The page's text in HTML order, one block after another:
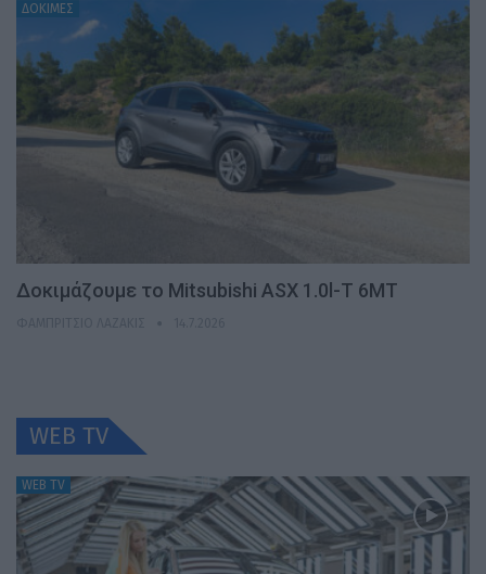
ΔΟΚΙΜΕΣ
Δοκιμάζουμε το Mitsubishi ASX 1.0l-T 6MT
WEB TV
WEB TV